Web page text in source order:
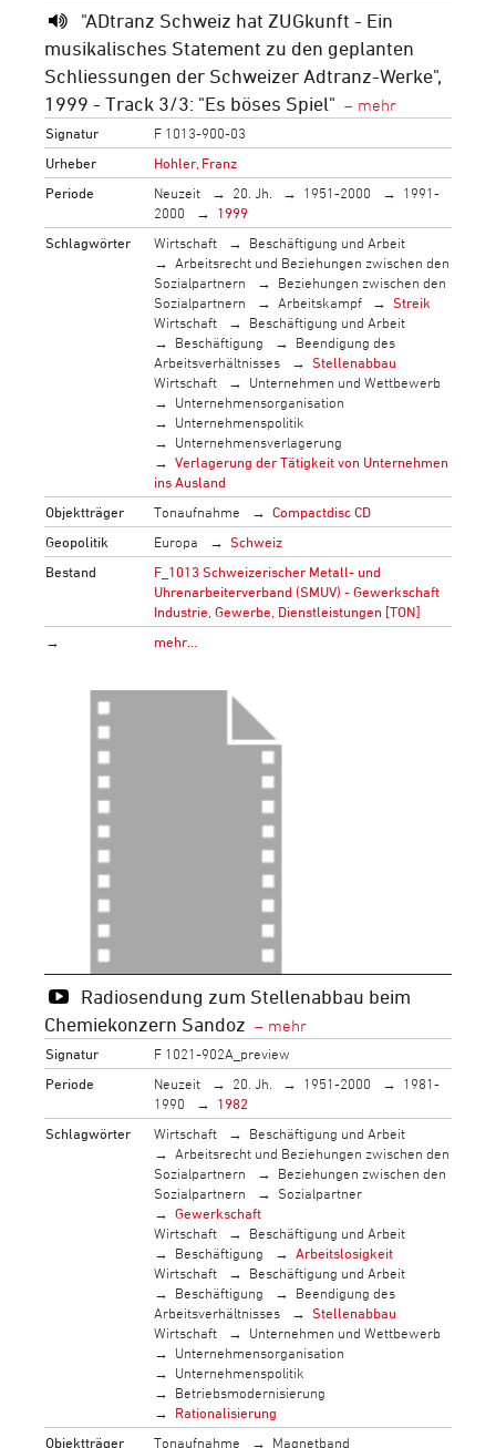
"ADtranz Schweiz hat ZUGkunft - Ein
musikalisches Statement zu den geplanten
Schliessungen der Schweizer Adtranz-Werke",
1999 - Track 3/3: "Es böses Spiel"
Signatur
F 1013-900-03
Urheber
Hohler, Franz
Periode
Neuzeit 20. Jh. 1951-2000
1991-
2000
1999
Schlagwörter
Wirtschaft
Beschäftigung und Arbeit
Arbeitsrecht und Beziehungen zwischen den
Sozialpartnern
Beziehungen zwischen den
Sozialpartnern
Arbeitskampf
Streik
Wirtschaft
Beschäftigung und Arbeit
Beschäftigung
Beendigung des
Arbeitsverhältnisses
Stellenabbau
Wirtschaft
Unternehmen und Wettbewerb
Unternehmensorganisation
Unternehmenspolitik
Unternehmensverlagerung
Verlagerung der Tätigkeit von Unternehmen
ins Ausland
Objektträger
Tonaufnahme
Compactdisc CD
Geopolitik
Europa
Schweiz
Bestand
F_1013 Schweizerischer Metall- und
Uhrenarbeiterverband (SMUV) - Gewerkschaft
Industrie, Gewerbe, Dienstleistungen [TON]
→
mehr…
Radiosendung zum Stellenabbau beim
Chemiekonzern Sandoz
Signatur
F 1021-902A_preview
Periode
Neuzeit 20. Jh. 1951-2000
1981-
1990
1982
Schlagwörter
Wirtschaft
Beschäftigung und Arbeit
Arbeitsrecht und Beziehungen zwischen den
Sozialpartnern
Beziehungen zwischen den
Sozialpartnern
Sozialpartner
Gewerkschaft
Wirtschaft
Beschäftigung und Arbeit
Beschäftigung
Arbeitslosigkeit
Wirtschaft
Beschäftigung und Arbeit
Beschäftigung
Beendigung des
Arbeitsverhältnisses
Stellenabbau
Wirtschaft
Unternehmen und Wettbewerb
Unternehmensorganisation
Unternehmenspolitik
Betriebsmodernisierung
Rationalisierung
Objektträger
Tonaufnahme Magnetband